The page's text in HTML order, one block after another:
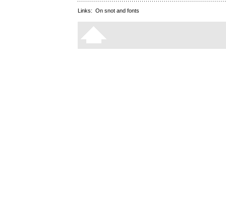
Links: On snot and fonts